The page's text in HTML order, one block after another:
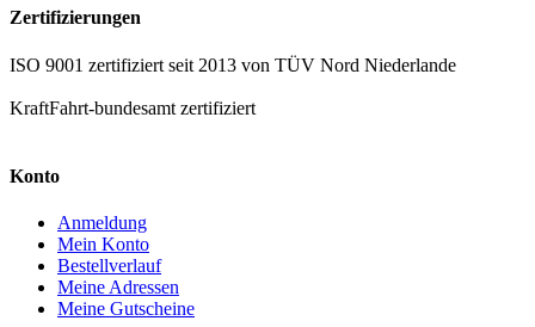
Zertifizierungen
ISO 9001 zertifiziert seit 2013 von TÜV Nord Niederlande
KraftFahrt-bundesamt zertifiziert
Konto
Anmeldung
Mein Konto
Bestellverlauf
Meine Adressen
Meine Gutscheine